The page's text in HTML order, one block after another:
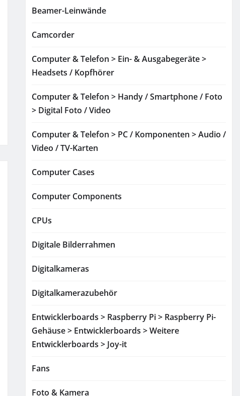
Beamer-Leinwände
Camcorder
Computer & Telefon > Ein- & Ausgabegeräte >
Headsets / Kopfhörer
Computer & Telefon > Handy / Smartphone / Foto
> Digital Foto / Video
Computer & Telefon > PC / Komponenten > Audio /
Video / TV-Karten
Computer Cases
Computer Components
CPUs
Digitale Bilderrahmen
Digitalkameras
Digitalkamerazubehör
Entwicklerboards > Raspberry Pi > Raspberry Pi-
Gehäuse > Entwicklerboards > Weitere
Entwicklerboards > Joy-it
Fans
Foto & Kamera